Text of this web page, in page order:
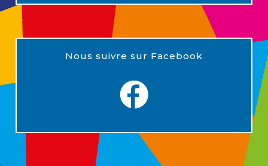
Nous suivre sur Facebook